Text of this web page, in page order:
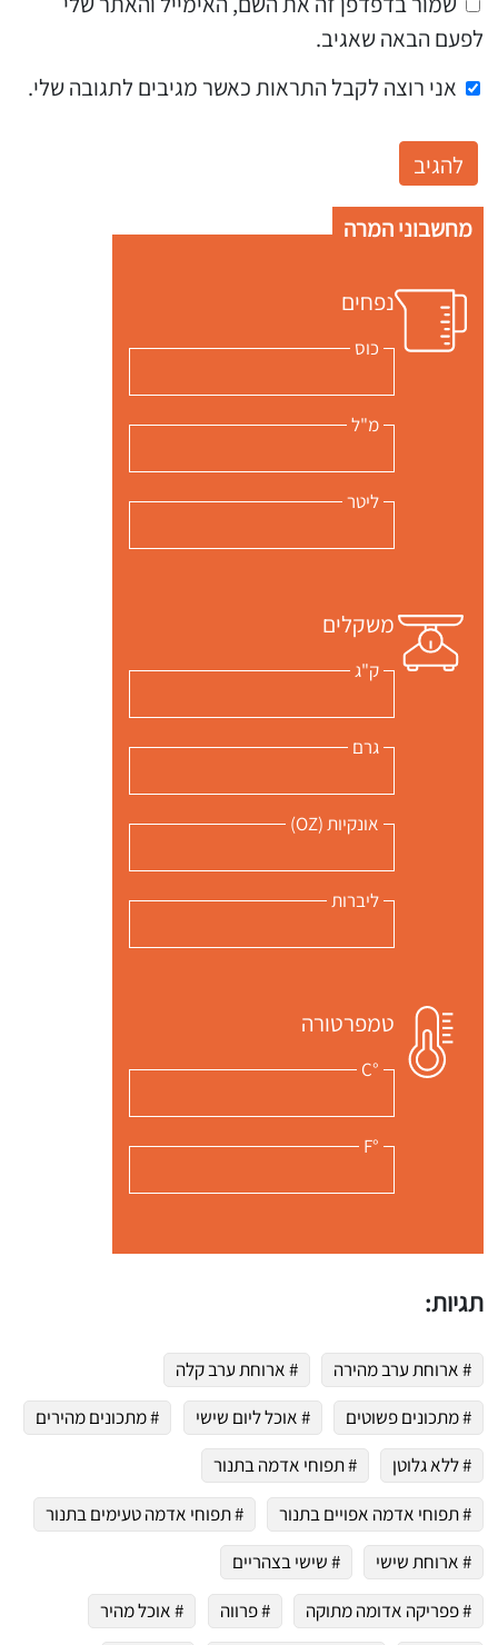
שלי "פודיק" כמנויים עוד היום!
כמנויים ותלחצו על הפעמון תקבלו התראה לטלפון הנייד ברגע שעולה מתכון חדש לערוץ,
לפעם הבאה שאגיב.
אני רוצה לקבל התראות כאשר מגיבים לתגובה שלי.
מחשבוני המרה
נפחים
כוס
מ"ל
ליטר
משקלים
ק"ג
גרם
אונקיות (OZ)
ליברות
טמפרטורה
°C
°F
תגיות:
# ארוחת ערב מהירה
# ארוחת ערב קלה
# מתכונים פשוטים
# אוכל ליום שישי
# מתכונים מהירים
# ללא גלוטן
# תפוחי אדמה בתנור
# תפוחי אדמה אפויים בתנור
# תפוחי אדמה טעימים בתנור
# ארוחת שישי
# שישי בצהריים
# פפריקה אדומה מתוקה
# פרווה
# אוכל מהיר